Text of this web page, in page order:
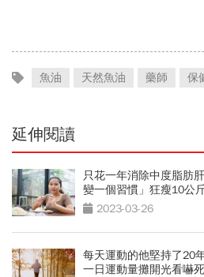
魚油 天然魚油 藥師 保
延伸閱讀
只花一年消除中度脂肪
變一個習慣」狂瘦10公
了」2023-03-26
每天運動的他堅持了20
一日運動量攤開光看嚇